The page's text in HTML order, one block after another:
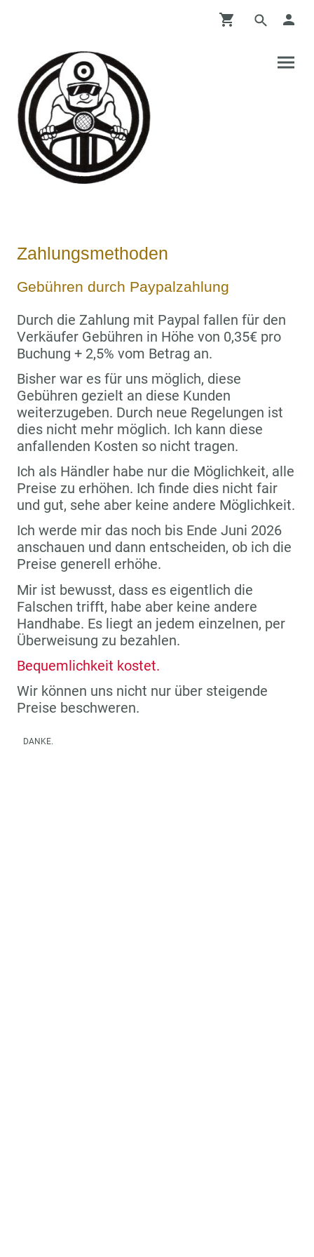
Zahlungsmethoden
Gebühren durch Paypalzahlung
Durch die Zahlung mit Paypal fallen für den
Verkäufer Gebühren in Höhe von 0,35€ pro
Buchung + 2,5% vom Betrag an.
Bisher war es für uns möglich, diese
Gebühren gezielt an diese Kunden
weiterzugeben. Durch neue Regelungen ist
dies nicht mehr möglich. Ich kann diese
anfallenden Kosten so nicht tragen.
Ich als Händler habe nur die Möglichkeit, alle
Preise zu erhöhen. Ich finde dies nicht fair
und gut, sehe aber keine andere Möglichkeit.
Ich werde mir das noch bis Ende Juni 2026
anschauen und dann entscheiden, ob ich die
Preise generell erhöhe.
Mir ist bewusst, dass es eigentlich die
Falschen trifft, habe aber keine andere
Handhabe. Es liegt an jedem einzelnen, per
Überweisung zu bezahlen.
Bequemlichkeit kostet.
Wir können uns nicht nur über steigende
Preise beschweren.
DANKE.